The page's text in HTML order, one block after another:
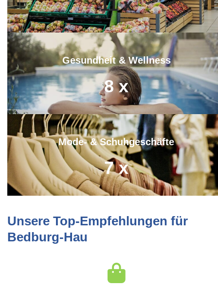
11 x
Gesundheit & Wellness
8 x
Mode- & Schuhgeschäfte
7 x
Unsere Top-Empfehlungen für
Bedburg-Hau